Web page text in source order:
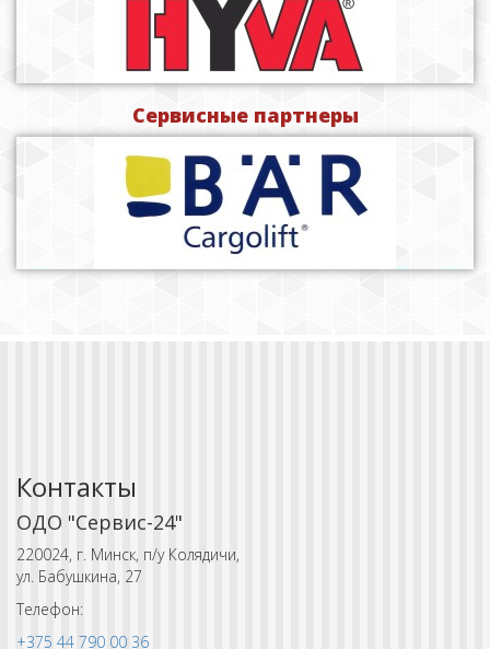
Сервисные партнеры
Контакты
ОДО "Сервис-24"
220024, г. Минск, п/у Колядичи,
ул. Бабушкина, 27
Телефон:
+375 44 790 00 36